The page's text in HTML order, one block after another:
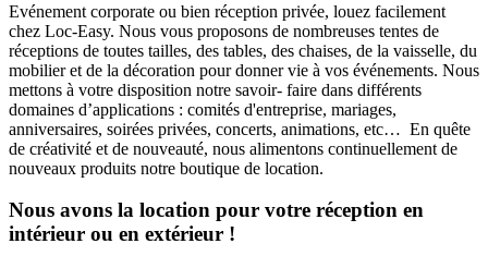
Evénement corporate ou bien réception privée, louez facilement
chez Loc-Easy. Nous vous proposons de nombreuses tentes de
réceptions de toutes tailles, des tables, des chaises, de la vaisselle, du
mobilier et de la décoration pour donner vie à vos événements. Nous
mettons à votre disposition notre savoir- faire dans différents
domaines d’applications : comités d'entreprise, mariages,
anniversaires, soirées privées, concerts, animations, etc… En quête
de créativité et de nouveauté, nous alimentons continuellement de
nouveaux produits notre boutique de location.
Nous avons la location pour votre réception en
intérieur ou en extérieur !